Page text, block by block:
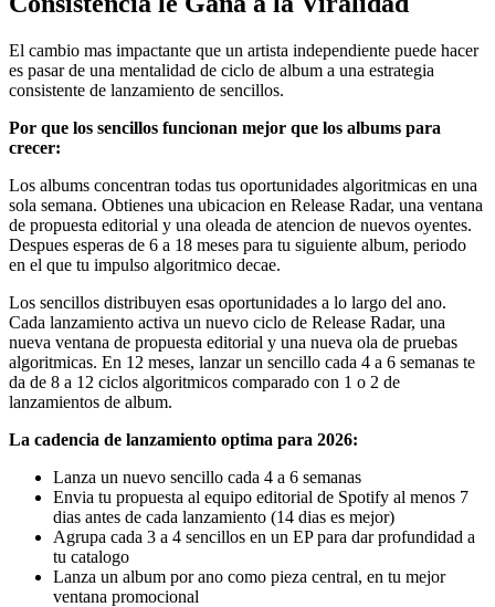
El cambio mas impactante que un artista independiente puede hacer
es pasar de una mentalidad de ciclo de album a una estrategia
consistente de lanzamiento de sencillos.
Por que los sencillos funcionan mejor que los albums para
crecer:
Los albums concentran todas tus oportunidades algoritmicas en una
sola semana. Obtienes una ubicacion en Release Radar, una ventana
de propuesta editorial y una oleada de atencion de nuevos oyentes.
Despues esperas de 6 a 18 meses para tu siguiente album, periodo
en el que tu impulso algoritmico decae.
Los sencillos distribuyen esas oportunidades a lo largo del ano.
Cada lanzamiento activa un nuevo ciclo de Release Radar, una
nueva ventana de propuesta editorial y una nueva ola de pruebas
algoritmicas. En 12 meses, lanzar un sencillo cada 4 a 6 semanas te
da de 8 a 12 ciclos algoritmicos comparado con 1 o 2 de
lanzamientos de album.
La cadencia de lanzamiento optima para 2026:
Lanza un nuevo sencillo cada 4 a 6 semanas
Envia tu propuesta al equipo editorial de Spotify al menos 7
dias antes de cada lanzamiento (14 dias es mejor)
Agrupa cada 3 a 4 sencillos en un EP para dar profundidad a
tu catalogo
Lanza un album por ano como pieza central, en tu mejor
ventana promocional